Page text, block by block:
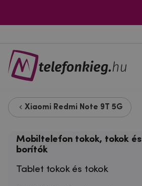
Xiaomi Redmi Note 9T 5G
Mobiltelefon tokok, tokok és
borítók
Tablet tokok és tokok